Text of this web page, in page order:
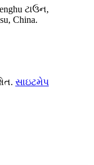
ટાઉન,
China.
સાઇટમેપ